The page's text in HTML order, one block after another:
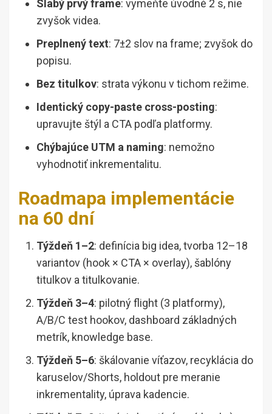
Slabý prvý frame: vymeňte úvodné 2 s, nie
zvyšok videa.
Preplnený text: 7±2 slov na frame; zvyšok do
popisu.
Bez titulkov: strata výkonu v tichom režime.
Identický copy-paste cross-posting:
upravujte štýl a CTA podľa platformy.
Chýbajúce UTM a naming: nemožno
vyhodnotiť inkrementalitu.
Roadmapa implementácie
na 60 dní
Týždeň 1–2: definícia big idea, tvorba 12–18
variantov (hook × CTA × overlay), šablóny
titulkov a titulkovanie.
Týždeň 3–4: pilotný flight (3 platformy),
A/B/C test hookov, dashboard základných
metrík, knowledge base.
Týždeň 5–6: škálovanie víťazov, recyklácia do
karuselov/Shorts, holdout pre meranie
inkrementality, úprava kadencie.